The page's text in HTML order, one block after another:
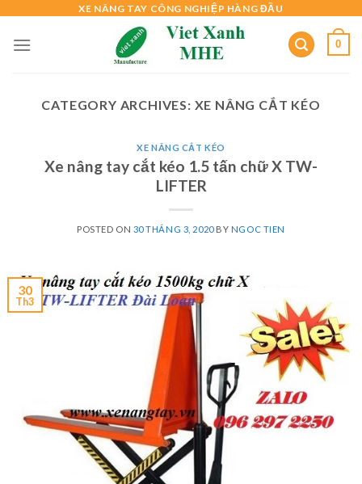
content
XE NÂNG TAY CÔNG NGHIỆP HÀNG ĐẦU
0
CATEGORY ARCHIVES: XE NÂNG CẮT KÉO
XE NÂNG CẮT KÉO
Xe nâng tay cắt kéo 1.5 tấn chữ X TW-
LIFTER
POSTED ON 30 THÁNG 3, 2020BY NGOC TIEN
30
Th3